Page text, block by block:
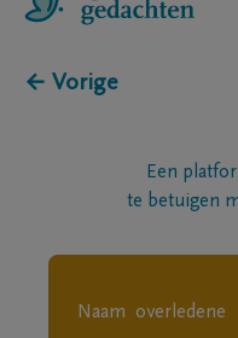
← Vorige
Een
te betuigen